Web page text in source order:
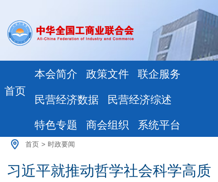
首页
本会简介 政策文件 联企服务
民营经济数据 民营经济综述
特色专题 商会组织 系统平台
首页 > 时政要闻
习近平就推动哲学社会科学高质